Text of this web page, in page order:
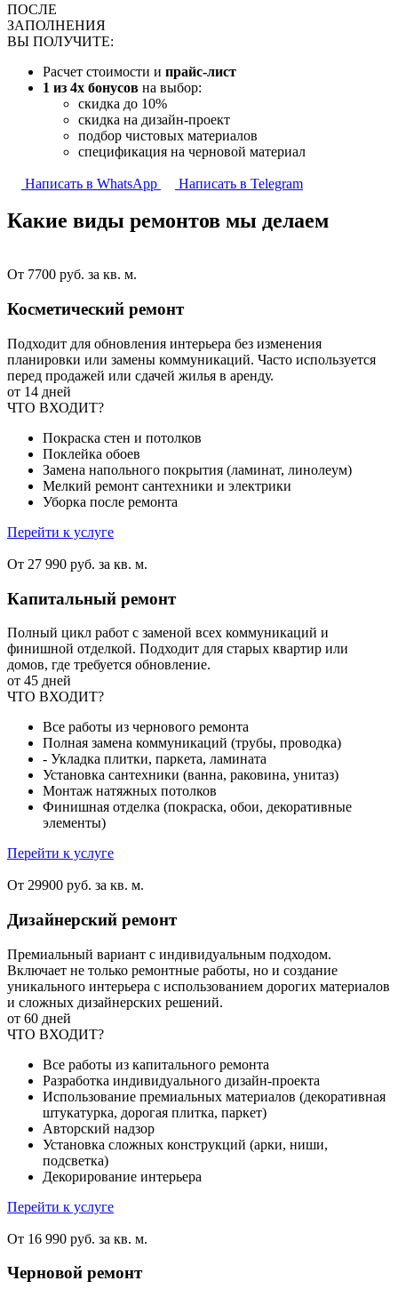
ПОСЛЕ
ЗАПОЛНЕНИЯ
ВЫ ПОЛУЧИТЕ:
Расчет стоимости и прайс-лист
1 из 4х бонусов на выбор:
скидка до 10%
скидка на дизайн-проект
подбор чистовых материалов
спецификация на черновой материал
Написать в WhatsApp Написать в Telegram
Какие виды ремонтов мы делаем
От 7700 руб. за кв. м.
Косметический ремонт
Подходит для обновления интерьера без изменения
планировки или замены коммуникаций. Часто используется
перед продажей или сдачей жилья в аренду.
от 14 дней
ЧТО ВХОДИТ?
Покраска стен и потолков
Поклейка обоев
Замена напольного покрытия (ламинат, линолеум)
Мелкий ремонт сантехники и электрики
Уборка после ремонта
Перейти к услуге
От 27 990 руб. за кв. м.
Капитальный ремонт
Полный цикл работ с заменой всех коммуникаций и
финишной отделкой. Подходит для старых квартир или
домов, где требуется обновление.
от 45 дней
ЧТО ВХОДИТ?
Все работы из чернового ремонта
Полная замена коммуникаций (трубы, проводка)
- Укладка плитки, паркета, ламината
Установка сантехники (ванна, раковина, унитаз)
Монтаж натяжных потолков
Финишная отделка (покраска, обои, декоративные
элементы)
Перейти к услуге
От 29900 руб. за кв. м.
Дизайнерский ремонт
Премиальный вариант с индивидуальным подходом.
Включает не только ремонтные работы, но и создание
уникального интерьера с использованием дорогих материалов
и сложных дизайнерских решений.
от 60 дней
ЧТО ВХОДИТ?
Все работы из капитального ремонта
Разработка индивидуального дизайн-проекта
Использование премиальных материалов (декоративная
штукатурка, дорогая плитка, паркет)
Авторский надзор
Установка сложных конструкций (арки, ниши,
подсветка)
Декорирование интерьера
Перейти к услуге
От 16 990 руб. за кв. м.
Черновой ремонт